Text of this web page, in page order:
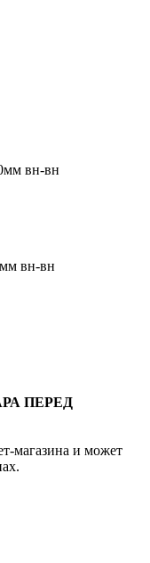
вн-вн
вн-вн
ПЕРЕД
магазина и может